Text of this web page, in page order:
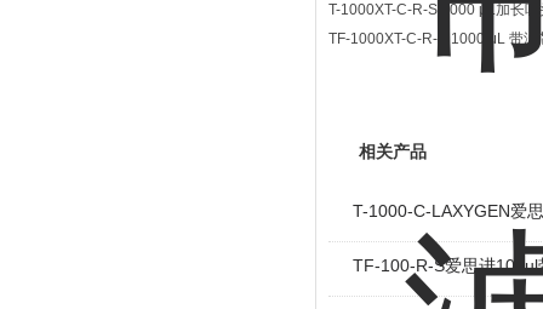
T-1000XT-C-R-S 1000 μL加长
TF-1000XT-C-R-S 1000 μL 带
相关产品
T-1000-C-LAXYGEN爱
TF-100-R-S爱思进